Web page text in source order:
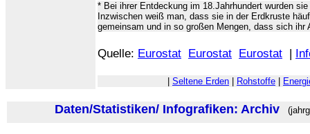
* Bei ihrer Entdeckung im 18.Jahrhundert wurden
Inzwischen weiß man, dass sie in der Erdkruste
gemeinsam und in so großen Mengen, dass sich ihr
Quelle: Eurostat Eurostat Eurostat |
Seltene Erden Rohstoffe
Daten/Statistiken/ Infografiken: Archiv